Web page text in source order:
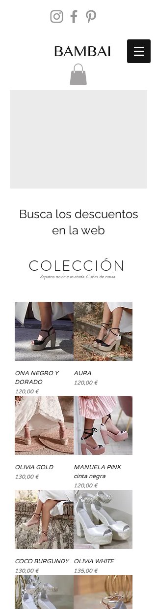
Busca los descuentos
en la web
COLECCIÓN
Zapatos novia e invitada. Cuñas de novia
ONA NEGRO Y
DORADO
Precio
120,00 €
AURA
Precio
120,00 €
OLIVIA GOLD
Precio
130,00 €
MANUELA PINK
cinta negra
Precio
120,00 €
COCO BURGUNDY
Precio
130,00 €
OLIVIA WHITE
Precio
135,00 €